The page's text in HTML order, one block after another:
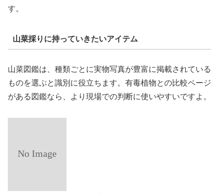
す。
山菜採りに持っていきたいアイテム
山菜図鑑は、種類ごとに実物写真が豊富に掲載されている
ものを選ぶと識別に役立ちます。有毒植物との比較ページ
がある図鑑なら、より現場での判断に使いやすいですよ。